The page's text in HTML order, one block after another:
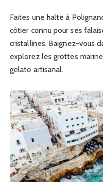
Faites une halte à
côtier connu pour ses
cristallines. Baignez-vous
explorez les grottes
gelato artisanal.